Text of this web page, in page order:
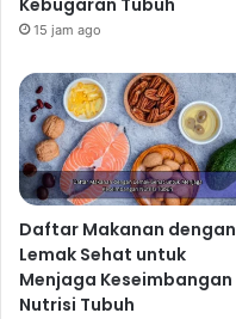
Kebugaran Tubuh
15 jam ago
Daftar Makanan dengan
Lemak Sehat untuk
Menjaga Keseimbangan
Nutrisi Tubuh